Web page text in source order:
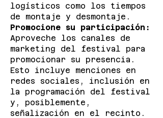
logísticos como los tiempos
de montaje y desmontaje.
Promocione su participación:
Aproveche los canales de
marketing del festival para
promocionar su presencia.
Esto incluye menciones en
redes sociales, inclusión en
la programación del festival
y, posiblemente,
señalización en el recinto.